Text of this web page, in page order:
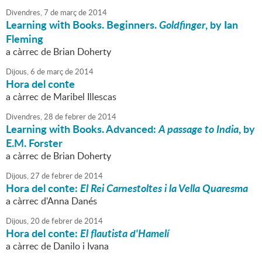
Divendres,7 de marçde2014
Learning with Books. Beginners.Goldfinger, by Ian
Fleming
a càrrec de Brian Doherty
Dijous,6 de marçde2014
Hora del conte
a càrrec de Maribel Illescas
Divendres,28 defebrerde2014
Learning with Books. Advanced:A passage to India, by
E.M. Forster
a càrrec de Brian Doherty
Dijous,27 defebrerde2014
Hora del conte:El Rei Carnestoltes i la Vella Quaresma
a càrrec d'Anna Danés
Dijous,20 defebrerde2014
Hora del conte:El flautista d'Hamelí
a càrrec de Danilo i Ivana